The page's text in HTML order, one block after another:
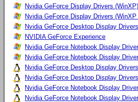
Nvidia GeForce Display Drivers (WinXP)
Nvidia GeForce Display Drivers (WinXP
Nvidia GeForce Desktop Display
NVIDIA GeForce Experience
Nvidia GeForce Notebook Display
Nvidia GeForce Notebook Display
Nvidia GeForce Desktop Display
Nvidia GeForce Desktop Display
Nvidia GeForce Notebook Display
Nvidia GeForce Notebook Display